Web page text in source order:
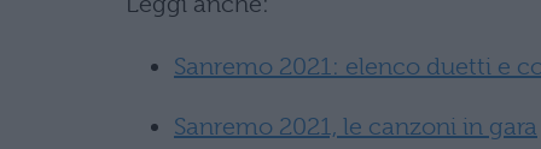
Sanremo 2021: elenco duetti e
Sanremo 2021, le canzoni in gara